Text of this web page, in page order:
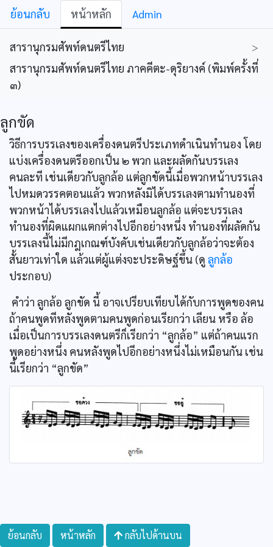
ย้อนกลับ หน้าหลัก Admin
สารานุกรมศัพท์ดนตรีไทย
>
สารานุกรมศัพท์ดนตรีไทย ภาคคีตะ-ดุริยางค์ (พิมพ์ครั้งที่
๓)
ลูกขัด
วิธีการบรรเลงของเครื่องดนตรีประเภทดำเนินทำนอง โดย
แบ่งเครื่องดนตรีออกเป็น ๒ พวก และผลัดกันบรรเลง
คนละที เช่นเดียวกับลูกล้อ แต่ลูกขัดนี้เมื่อพวกหน้าบรรเลง
ไปหมดวรรคตอนแล้ว พวกหลังมิได้บรรเลงตามทำนองที่
พวกหน้าได้บรรเลงไปแล้วเหมือนลูกล้อ แต่จะบรรเลง
ทำนองที่ผิดแผกแตกต่างไปอีกอย่างหนึ่ง ทำนองที่ผลัดกัน
บรรเลงนี้ไม่มีกฎเกณฑ์บังคับเช่นเดียวกับลูกล้อว่าจะต้อง
สั้นยาวเท่าใด แล้วแต่ผู้แต่งจะประดิษฐ์ขึ้น (ดู ลูกล้อ
ประกอบ)
คำว่า ลูกล้อ ลูกขัด นี้ อาจเปรียบเทียบได้กับการพูดของคน
ถ้าคนพูดทีหลังพูดตามคนพูดก่อนเรียกว่า เลียน หรือ ล้อ
เมื่อเป็นการบรรเลงดนตรีก็เรียกว่า “ลูกล้อ” แต่ถ้าคนแรก
พูดอย่างหนึ่ง คนหลังพูดไปอีกอย่างหนึ่งไม่เหมือนกัน เช่น
นี้เรียกว่า “ลูกขัด”
ย้อนกลับ หน้าหลัก กลับไปด้านบน